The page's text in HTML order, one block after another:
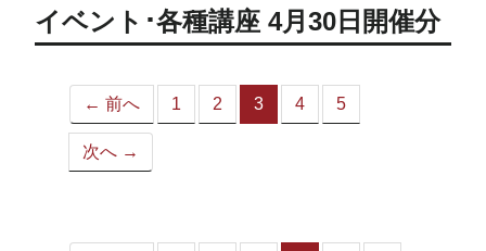
イベント･各種講座 4月30日開催分
← 前へ 1 2 3
（こ
4 5
次へ →